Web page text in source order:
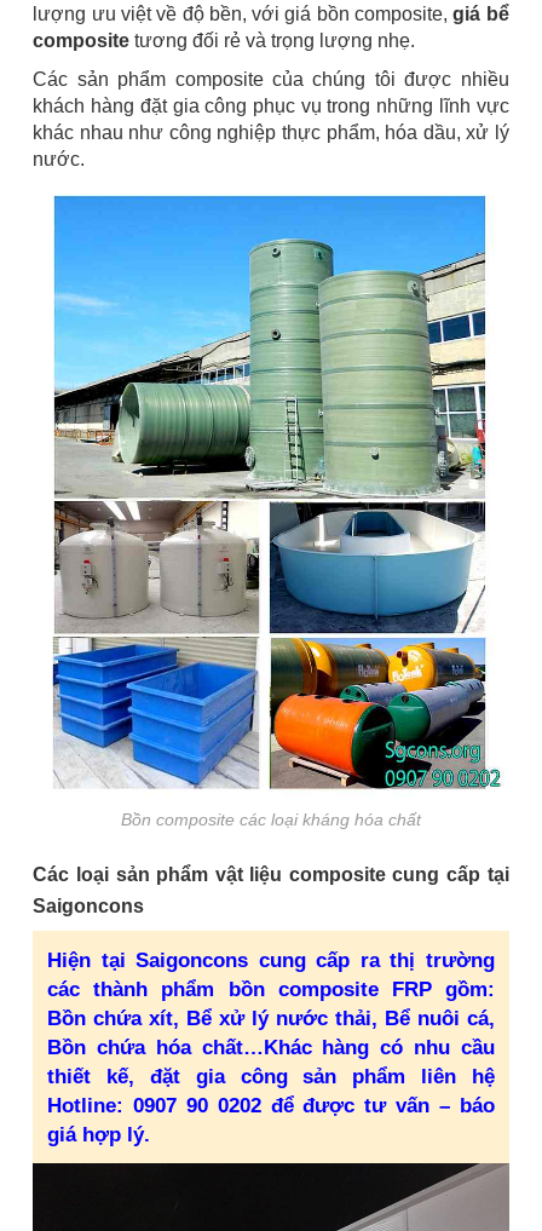
lượng ưu việt về độ bền, với giá bồn composite,giá bể
composite tương đối rẻ và trọng lượng nhẹ.
Các sản phẩm composite của chúng tôi được nhiều
khách hàng đặt gia công phục vụ trong những lĩnh vực
khác nhau như công nghiệp thực phẩm, hóa dầu, xử lý
nước.
Bồn composite các loại kháng hóa chất
Các loại sản phẩm vật liệu composite cung cấp tại
Saigoncons
Hiện tại Saigoncons cung cấp ra thị trường
các thành phẩm bồn composite FRP gồm:
Bồn chứa xít, Bể xử lý nước thải, Bể nuôi cá,
Bồn chứa hóa chất…Khác hàng có nhu cầu
thiết kế, đặt gia công sản phẩm liên hệ
Hotline: 0907 90 0202 để được tư vấn – báo
giá hợp lý.